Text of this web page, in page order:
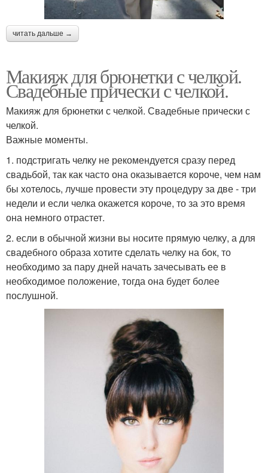
читать дальше →
Макияж для брюнетки с челкой.
Свадебные прически с челкой.
Макияж для брюнетки с челкой. Свадебные прически с
челкой.
Важные моменты.
1. подстригать челку не рекомендуется сразу перед
свадьбой, так как часто она оказывается короче, чем нам
бы хотелось, лучше провести эту процедуру за две - три
недели и если челка окажется короче, то за это время
она немного отрастет.
2. если в обычной жизни вы носите прямую челку, а для
свадебного образа хотите сделать челку на бок, то
необходимо за пару дней начать зачесывать ее в
необходимое положение, тогда она будет более
послушной.